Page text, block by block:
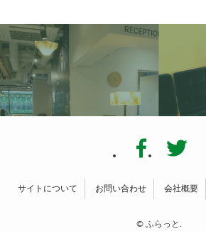
サイトについて お問い合わせ 会社概要
© ふらっと.